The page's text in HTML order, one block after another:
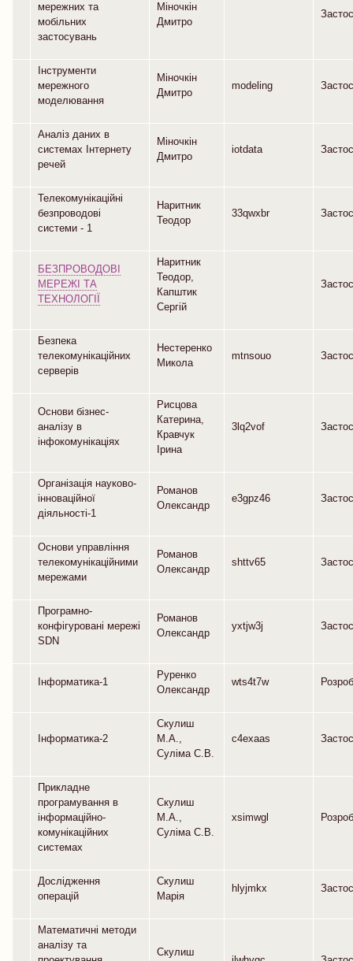
мережних та
мобільних
застосувань
Міночкін
Дмитро
Інструменти
мережного
моделювання
Міночкін
Дмитро
modeling
Аналіз даних в
системах Інтернету
речей
Міночкін
Дмитро
iotdata
Телекомунікаційні
безпроводові
системи - 1
Наритник
Теодор
33qwxbr
БЕЗПРОВОДОВІ
МЕРЕЖІ ТА
ТЕХНОЛОГІЇ
Наритник
Теодор,
Капштик
Сергій
Безпека
телекомунікаційних
серверів
Нестеренко
Микола
mtnsouo
Основи бізнес-
аналізу в
інфокомунікаціях
Рисцова
Катерина,
Кравчук
Ірина
3lq2vof
Організація науково-
інноваційної
діяльності-1
Романов
Олександр
e3gpz46
Основи управління
телекомунікаційними
мережами
Романов
Олександр
shttv65
Програмно-
конфігуровані мережі
SDN
Романов
Олександр
yxtjw3j
Інформатика-1
Руренко
Олександр
wts4t7w
Інформатика-2
Скулиш
М.А.,
Суліма С.В.
c4exaas
Прикладне
програмування в
інформаційно-
комунікаційних
системах
Скулиш
М.А.,
Суліма С.В.
xsimwgl
Дослідження
операцій
Скулиш
Марія
hlyjmkx
Математичні методи
аналізу та
Скулиш